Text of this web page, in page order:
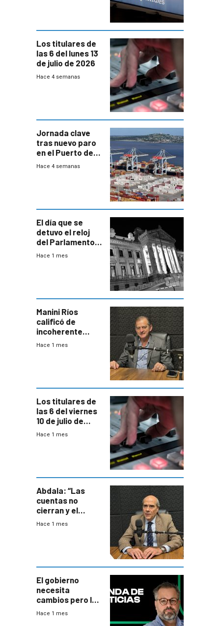
Los titulares de
las 6 del lunes 13
de julio de 2026
Hace 4 semanas
Jornada clave
tras nuevo paro
en el Puerto de
Montevideo
Hace 4 semanas
El día que se
detuvo el reloj
del Parlamento
para negociar
Hace 1 mes
Manini Ríos
calificó de
incoherente
decisión de
Hace 1 mes
Los titulares de
las 6 del viernes
10 de julio de
2026
Hace 1 mes
Abdala: “Las
cuentas no
cierran y el
balance del
Hace 1 mes
El gobierno
necesita
cambios pero los
ministros tienen
Hace 1 mes